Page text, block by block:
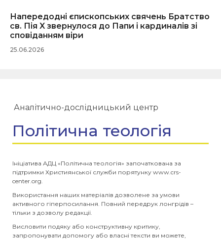
Напередодні єпископських свячень Братство
св. Пія X звернулося до Папи і кардиналів зі
сповіданням віри
25.06.2026
Аналітично-дослідницький центр
Політична теологія
Ініціатива АДЦ «Політична теологія» започаткована за
підтримки Християнської служби порятунку www.crs-
center.org.
Використання наших матеріалів дозволене за умови
активного гіперпосилання. Повний передрук лонгрідів –
тільки з дозволу редакції.
Висловити подяку або конструктивну критику,
запропонувати допомогу або власні тексти ви можете,